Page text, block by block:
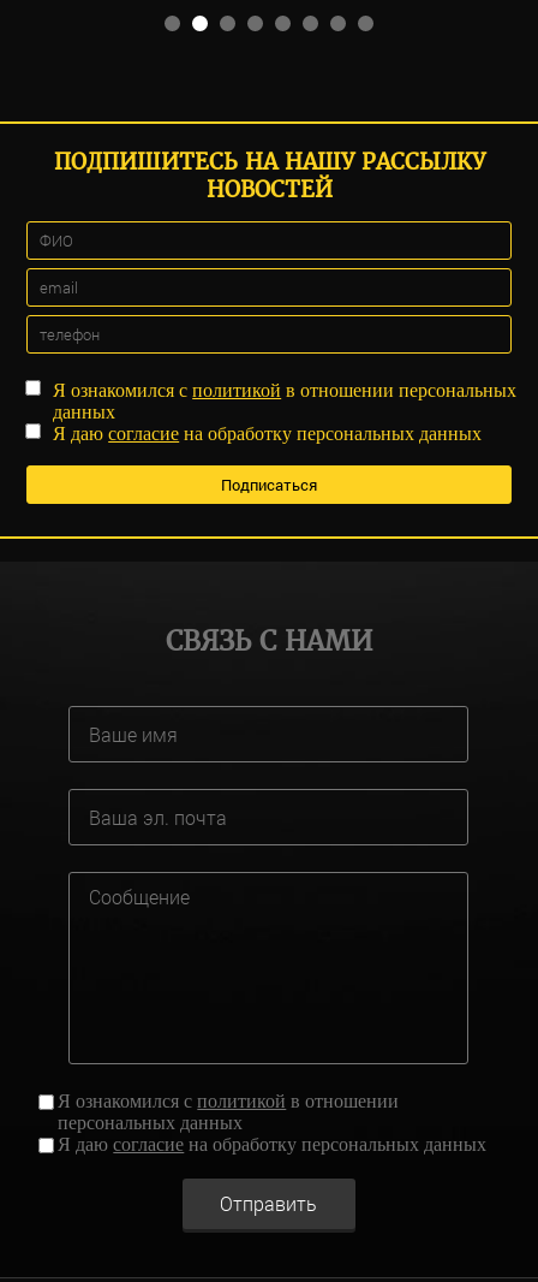
ПОДПИШИТЕСЬ НА НАШУ РАССЫЛКУ
НОВОСТЕЙ
Я ознакомился сполитикой в отношении персональных
данных
Я даюсогласие на обработку персональных данных
СВЯЗЬ С НАМИ
Я ознакомился сполитикой в отношении
персональных данных
Я даюсогласие на обработку персональных данных
Отправить